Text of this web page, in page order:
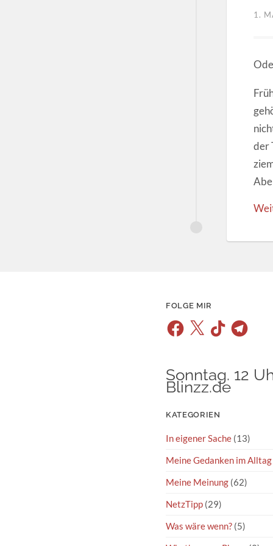
1.
der
FOLGE MIR
Facebook
X TikTokTelegram
Sonntag. 12
Blinzz.de
KATEGORIEN
In eigener Sache (13)
Meine Gedanken im Alltag
Meine Meinung (62)
NetzTipp (29)
Was wäre wenn? (5)